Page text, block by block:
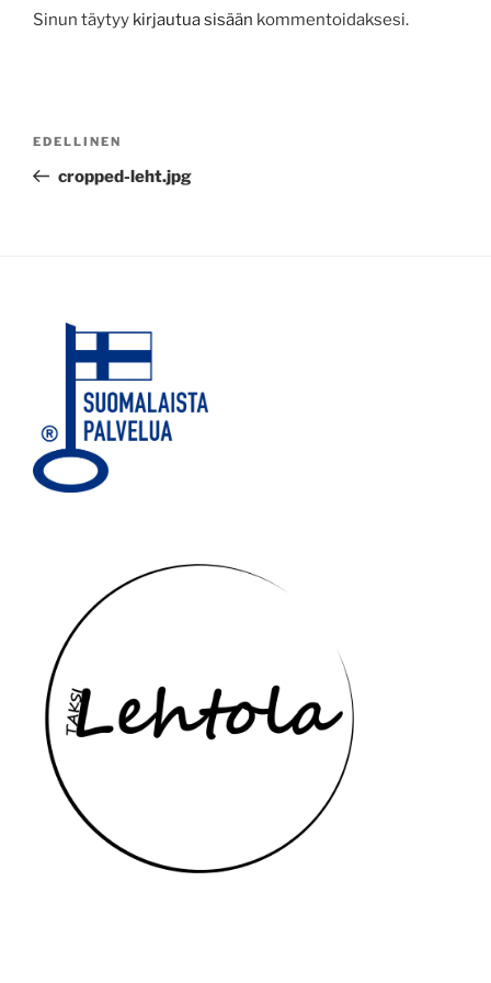
Sinun täytyy kirjautua sisään kommentoidaksesi.
Edellinen
artikkeli
EDELLINEN
cropped-leht.jpg